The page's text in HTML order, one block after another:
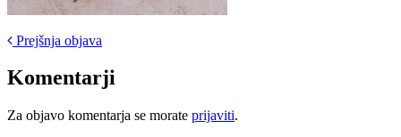
Post
navigation
Prejšnja objava
Komentarji
Za objavo komentarja se morate prijaviti.